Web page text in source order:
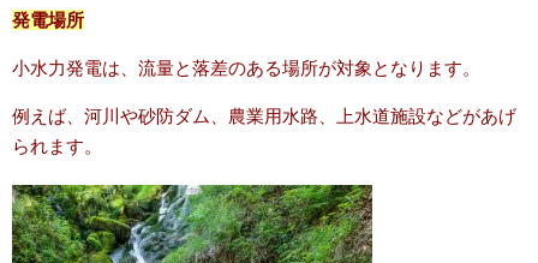
発電場所
小水力発電は、流量と落差のある場所が対象となります。
例えば、河川や砂防ダム、農業用水路、上水道施設などがあげ
られます。